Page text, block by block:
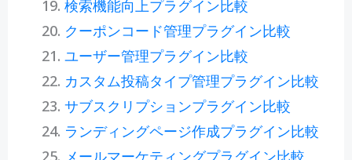
検索機能向上プラグイン比較
クーポンコード管理プラグイン比較
ユーザー管理プラグイン比較
カスタム投稿タイプ管理プラグイン比較
サブスクリプションプラグイン比較
ランディングページ作成プラグイン比較
メールマーケティングプラグイン比較